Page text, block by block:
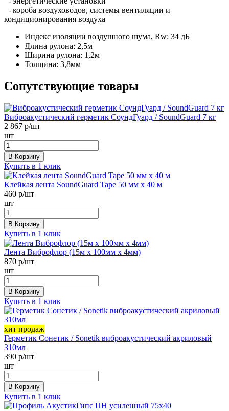
- короба воздуховодов, системы вентиляции и
кондиционирования воздуха
Индекс изоляции воздушного шума, Rw: 34 дБ
Длина рулона: 2,5м
Ширина рулона: 1,2м
Толщина: 3,8мм
Сопутствующие товары
Виброакустический герметик СоундГуард / SoundGuard 7 кг
2 867 р/шт
шт
В Корзину
Купить в 1 клик
Клейкая лента SoundGuard Tape 50 мм х 40 м
460 р/шт
шт
В Корзину
Купить в 1 клик
Лента Виброфлор (15м х 100мм х 4мм)
870 р/шт
шт
В Корзину
Купить в 1 клик
хит продаж
Герметик Сонетик / Sonetik виброакустический акриловый
310мл
390 р/шт
шт
В Корзину
Купить в 1 клик